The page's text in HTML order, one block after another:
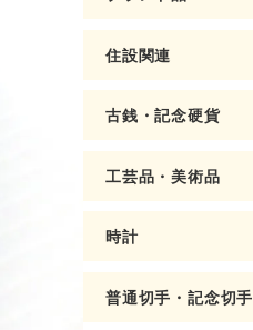
住設関連
古銭・記念硬貨
工芸品・美術品
時計
普通切手・記念切手